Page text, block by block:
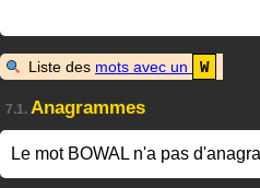
Liste des mots avec un W
7.1. Anagrammes
Le mot BOWAL n'a pas